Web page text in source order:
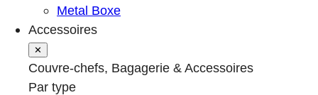
Metal Boxe
Accessoires
✕
Couvre-chefs, Bagagerie & Accessoires
Par type